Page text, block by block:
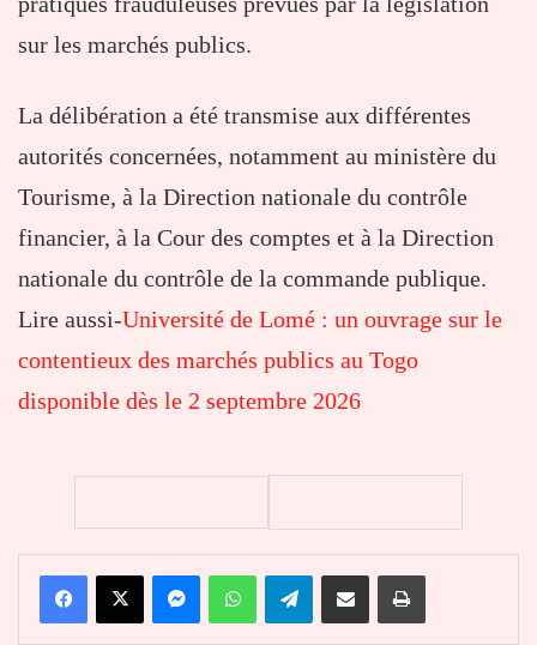
sur les marchés publics.
La délibération a été transmise aux différentes
autorités concernées, notamment au ministère du
Tourisme, à la Direction nationale du contrôle
financier, à la Cour des comptes et à la Direction
nationale du contrôle de la commande publique.
Lire aussi-Université de Lomé : un ouvrage sur le
contentieux des marchés publics au Togo
disponible dès le 2 septembre 2026
FacebookX MessengerWhatsAppTelegramPartager par email Imprimer